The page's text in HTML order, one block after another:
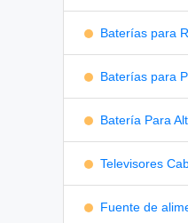
Baterías para
Baterías para
Batería Para
Televisores
Fuente de